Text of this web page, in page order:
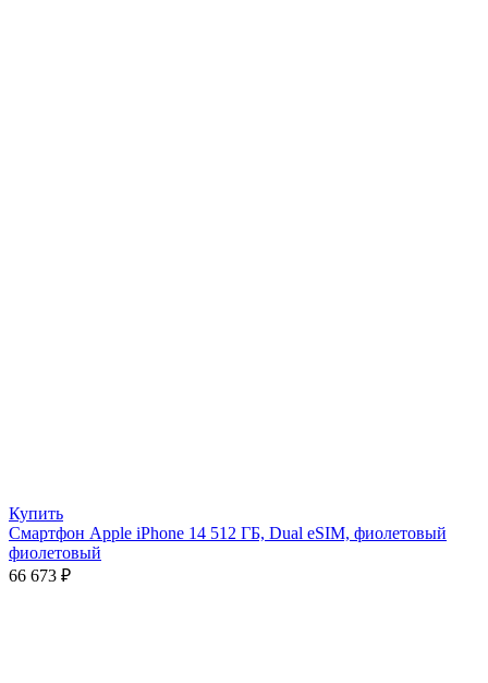
Купить
Смартфон Apple iPhone 14 512 ГБ, Dual eSIM, фиолетовый
фиолетовый
66 673 ₽